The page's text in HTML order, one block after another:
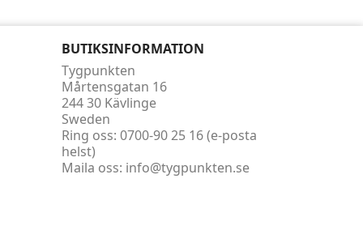
BUTIKSINFORMATION
Tygpunkten
Mårtensgatan 16
244 30 Kävlinge
Sweden
Ring oss: 0700-90 25 16 (e-posta
helst)
Maila oss: info@tygpunkten.se